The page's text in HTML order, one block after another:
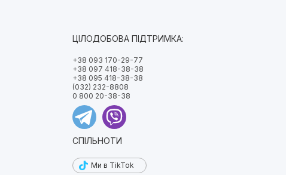
ЦІЛОДОБОВА ПІДТРИМКА:
+38 093 170-29-77
+38 097 418-38-38
+38 095 418-38-38
(032) 232-8808
0 800 20-38-38
СПІЛЬНОТИ
Ми в TikTok